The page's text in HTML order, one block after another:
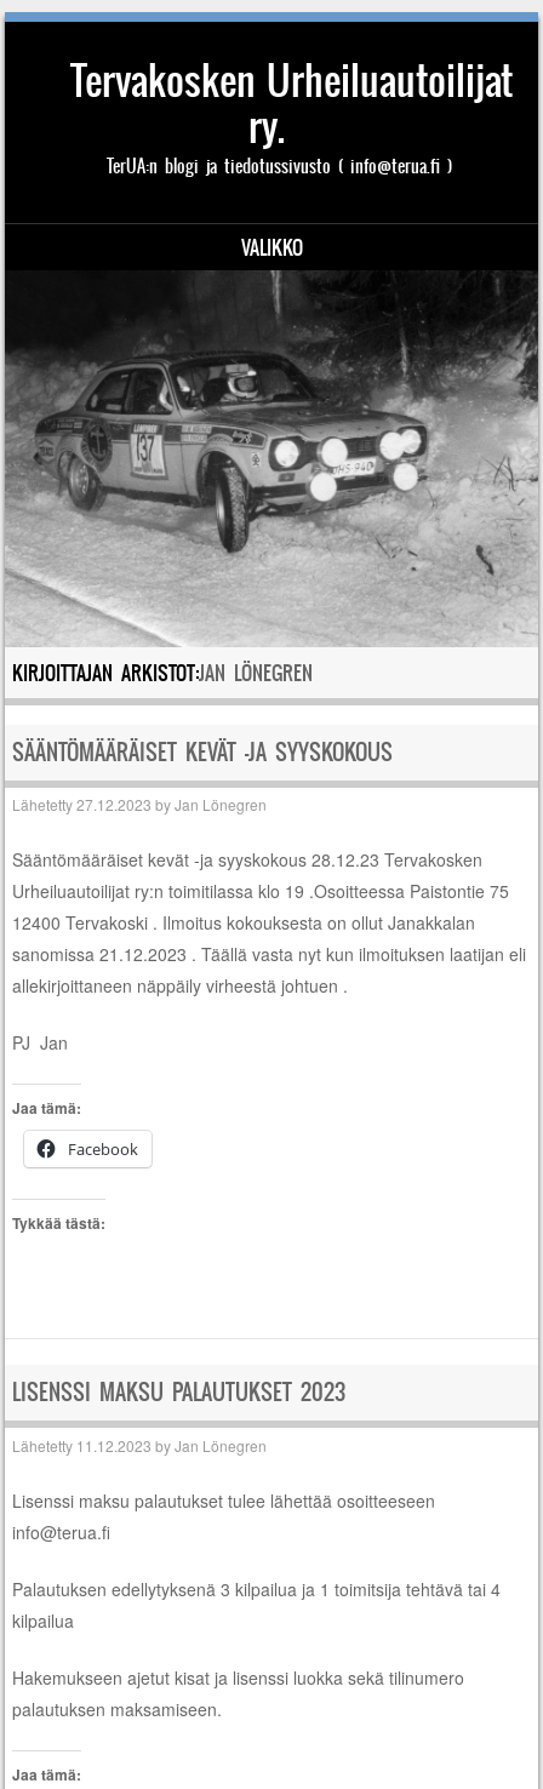
Tervakosken Urheiluautoilijat
ry.
TerUA:n blogi ja tiedotussivusto ( info@terua.fi )
VALIKKO
KIRJOITTAJAN ARKISTOT:JAN LÖNEGREN
SÄÄNTÖMÄÄRÄISET KEVÄT -JA SYYSKOKOUS
Lähetetty27.12.2023 byJan Lönegren
Sääntömääräiset kevät -ja syyskokous 28.12.23 Tervakosken
Urheiluautoilijat ry:n toimitilassa klo 19 .Osoitteessa Paistontie 75
12400 Tervakoski . Ilmoitus kokouksesta on ollut Janakkalan
sanomissa 21.12.2023 . Täällä vasta nyt kun ilmoituksen laatijan eli
allekirjoittaneen näppäily virheestä johtuen .
PJ Jan
Jaa tämä:
Facebook
Tykkää tästä:
LISENSSI MAKSU PALAUTUKSET 2023
Lähetetty 11.12.2023 byJan Lönegren
Lisenssi maksu palautukset tulee lähettää osoitteeseen
info@terua.fi
Palautuksen edellytyksenä 3 kilpailua ja 1 toimitsija tehtävä tai 4
kilpailua
Hakemukseen ajetut kisat ja lisenssi luokka sekä tilinumero
palautuksen maksamiseen.
Jaa tämä: